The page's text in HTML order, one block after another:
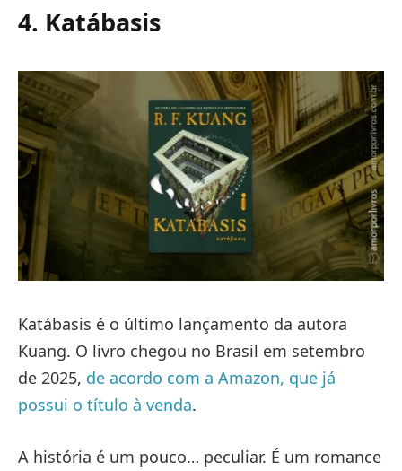
4. Katábasis
Katábasis é o último lançamento da autora
Kuang. O livro chegou no Brasil em setembro
de 2025, de acordo com a Amazon, que já
possui o título à venda.
A história é um pouco… peculiar. É um romance